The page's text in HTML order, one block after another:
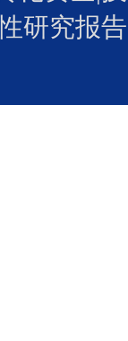
研究报告